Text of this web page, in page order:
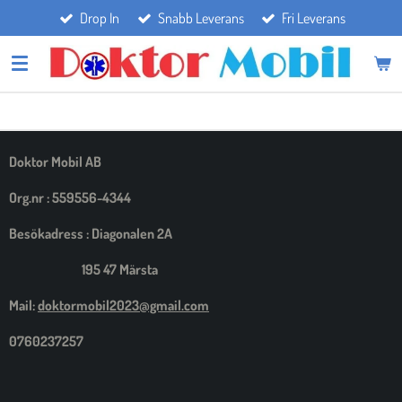
till
huvudinnehållet
Drop In Snabb Leverans Fri Leverans
Doktor Mobil AB
Org.nr : 559556-4344
Besökadress : Diagonalen 2A
195 47 Märsta
Mail:doktormobil2023@gmail.com
0760237257